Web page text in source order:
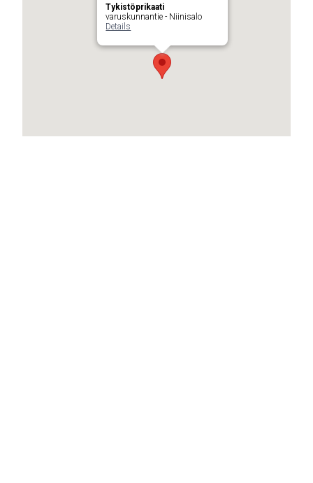
Tykistöprikaati
varuskunnantie - Niinisalo
Details